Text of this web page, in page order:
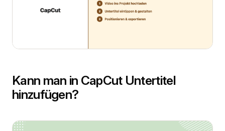
Kann man in CapCut Untertitel
hinzufügen?